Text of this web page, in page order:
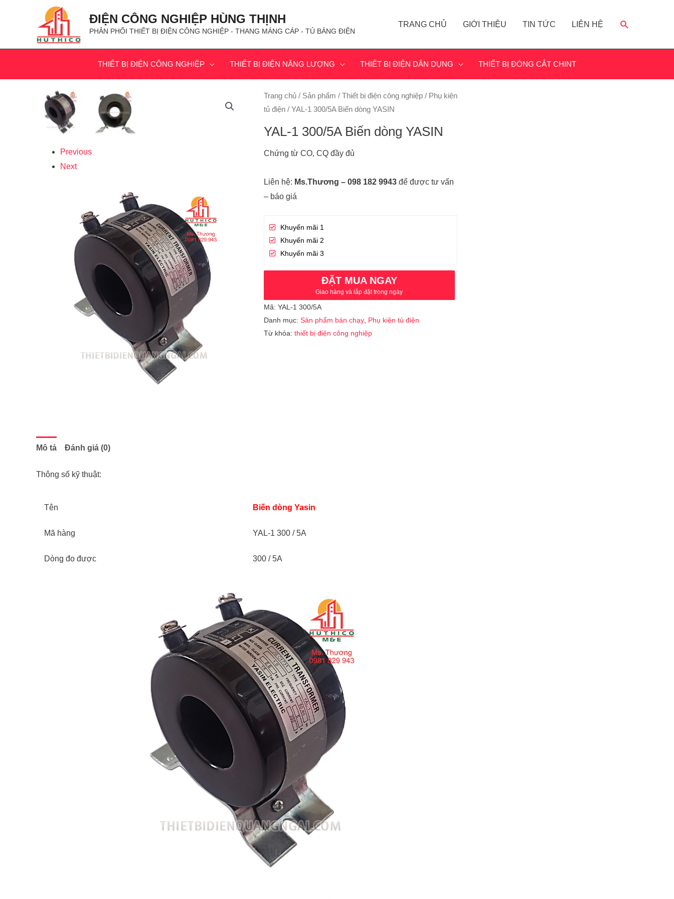
ĐIỆN CÔNG NGHIỆP HÙNG THỊNH
PHÂN PHỐI THIẾT BỊ ĐIỆN CÔNG NGHIỆP - THANG MÁNG CÁP - TỦ BẢNG ĐIỆN
TRANG CHỦ GIỚI THIỆU TIN TỨC LIÊN HỆ
THIẾT BỊ ĐIỆN CÔNG NGHIỆP THIẾT BỊ ĐIỆN NĂNG LƯỢNG THIẾT BỊ ĐIỆN DÂN DỤNG THIẾT BỊ ĐÓNG CẮT CHINT
Previous
Next
Trang chủ/ Sản phẩm / Thiết bị điện công nghiệp/ Phụ kiện
tủ điện/ YAL-1 300/5A Biến dòng YASIN
YAL-1 300/5A Biến dòng YASIN
Chứng từ CO, CQ đầy đủ
Liên hệ: Ms.Thương – 098 182 9943 để được tư vấn
– báo giá
Khuyến mãi 1
Khuyến mãi 2
Khuyến mãi 3
ĐẶT MUA NGAY
Giao hàng và lắp đặt trong ngày
Mã: YAL-1 300/5A
Danh mục: Sản phẩm bán chạy, Phụ kiện tủ điện
Từ khóa: thiết bị điện công nghiệp
Mô tả Đánh giá (0)
Thông số kỹ thuật:
Tên Biến dòng Yasin
Mã hàng YAL-1 300 / 5A
Dòng đo được 300 / 5A